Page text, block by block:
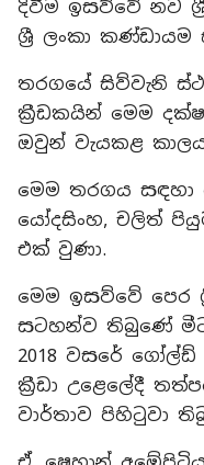
දිවීම ඉසව්වේ නව
ශ්‍රී ලංකා
තරගයේ සිව්වැනි
ක්‍රීඩකයින් මෙම
ඔවුන් වැයකළ
මෙම තරගය සඳහා
යෝදසිංහ, චලිත්
එක් වුණා.
මෙම ඉසව්වේ පෙර
සටහන්ව තිබුණේ
2018 වසරේ
ක්‍රීඩා උළෙලේදී
වාර්තාව පිහිටුවා